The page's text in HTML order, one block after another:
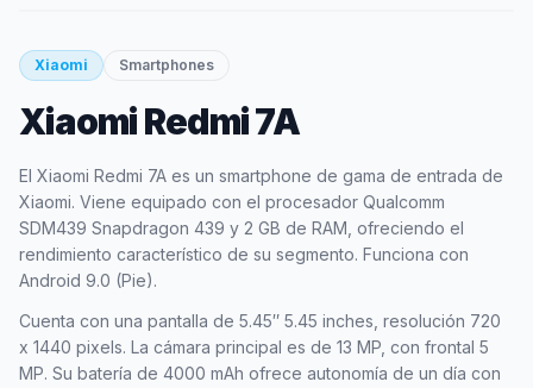
smartphone
XIAOMI
Xiaomi Smartphones
Xiaomi Redmi 7A
El Xiaomi Redmi 7A es un smartphone de gama de entrada de
Xiaomi. Viene equipado con el procesador Qualcomm
SDM439 Snapdragon 439 y 2 GB de RAM, ofreciendo el
rendimiento característico de su segmento. Funciona con
Android 9.0 (Pie).
Cuenta con una pantalla de 5.45″ 5.45 inches, resolución 720
x 1440 pixels. La cámara principal es de 13 MP, con frontal 5
MP. Su batería de 4000 mAh ofrece autonomía de un día con